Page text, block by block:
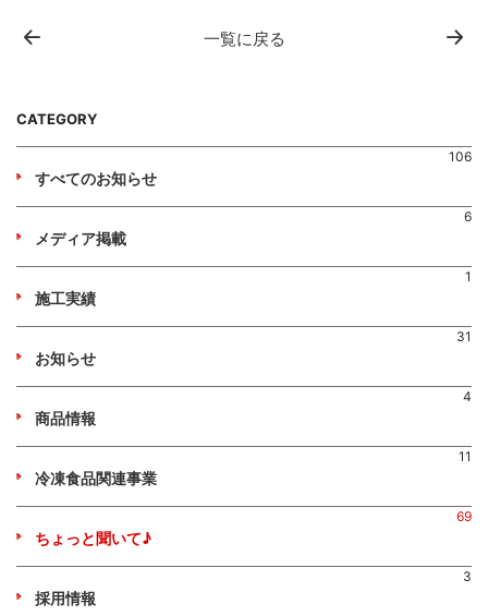
一覧に戻る
CATEGORY
106
すべてのお知らせ
6
メディア掲載
1
施工実績
31
お知らせ
4
商品情報
11
冷凍食品関連事業
69
ちょっと聞いて♪
3
採用情報